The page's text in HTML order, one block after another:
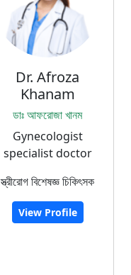
Dr. Afroza
Khanam
ডাঃ আফরোজা খানম
Gynecologist
specialist doctor
স্ত্রীরোগ বিশেষজ্ঞ চিকিৎসক
View Profile